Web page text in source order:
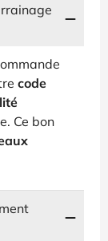
code
Ce bon